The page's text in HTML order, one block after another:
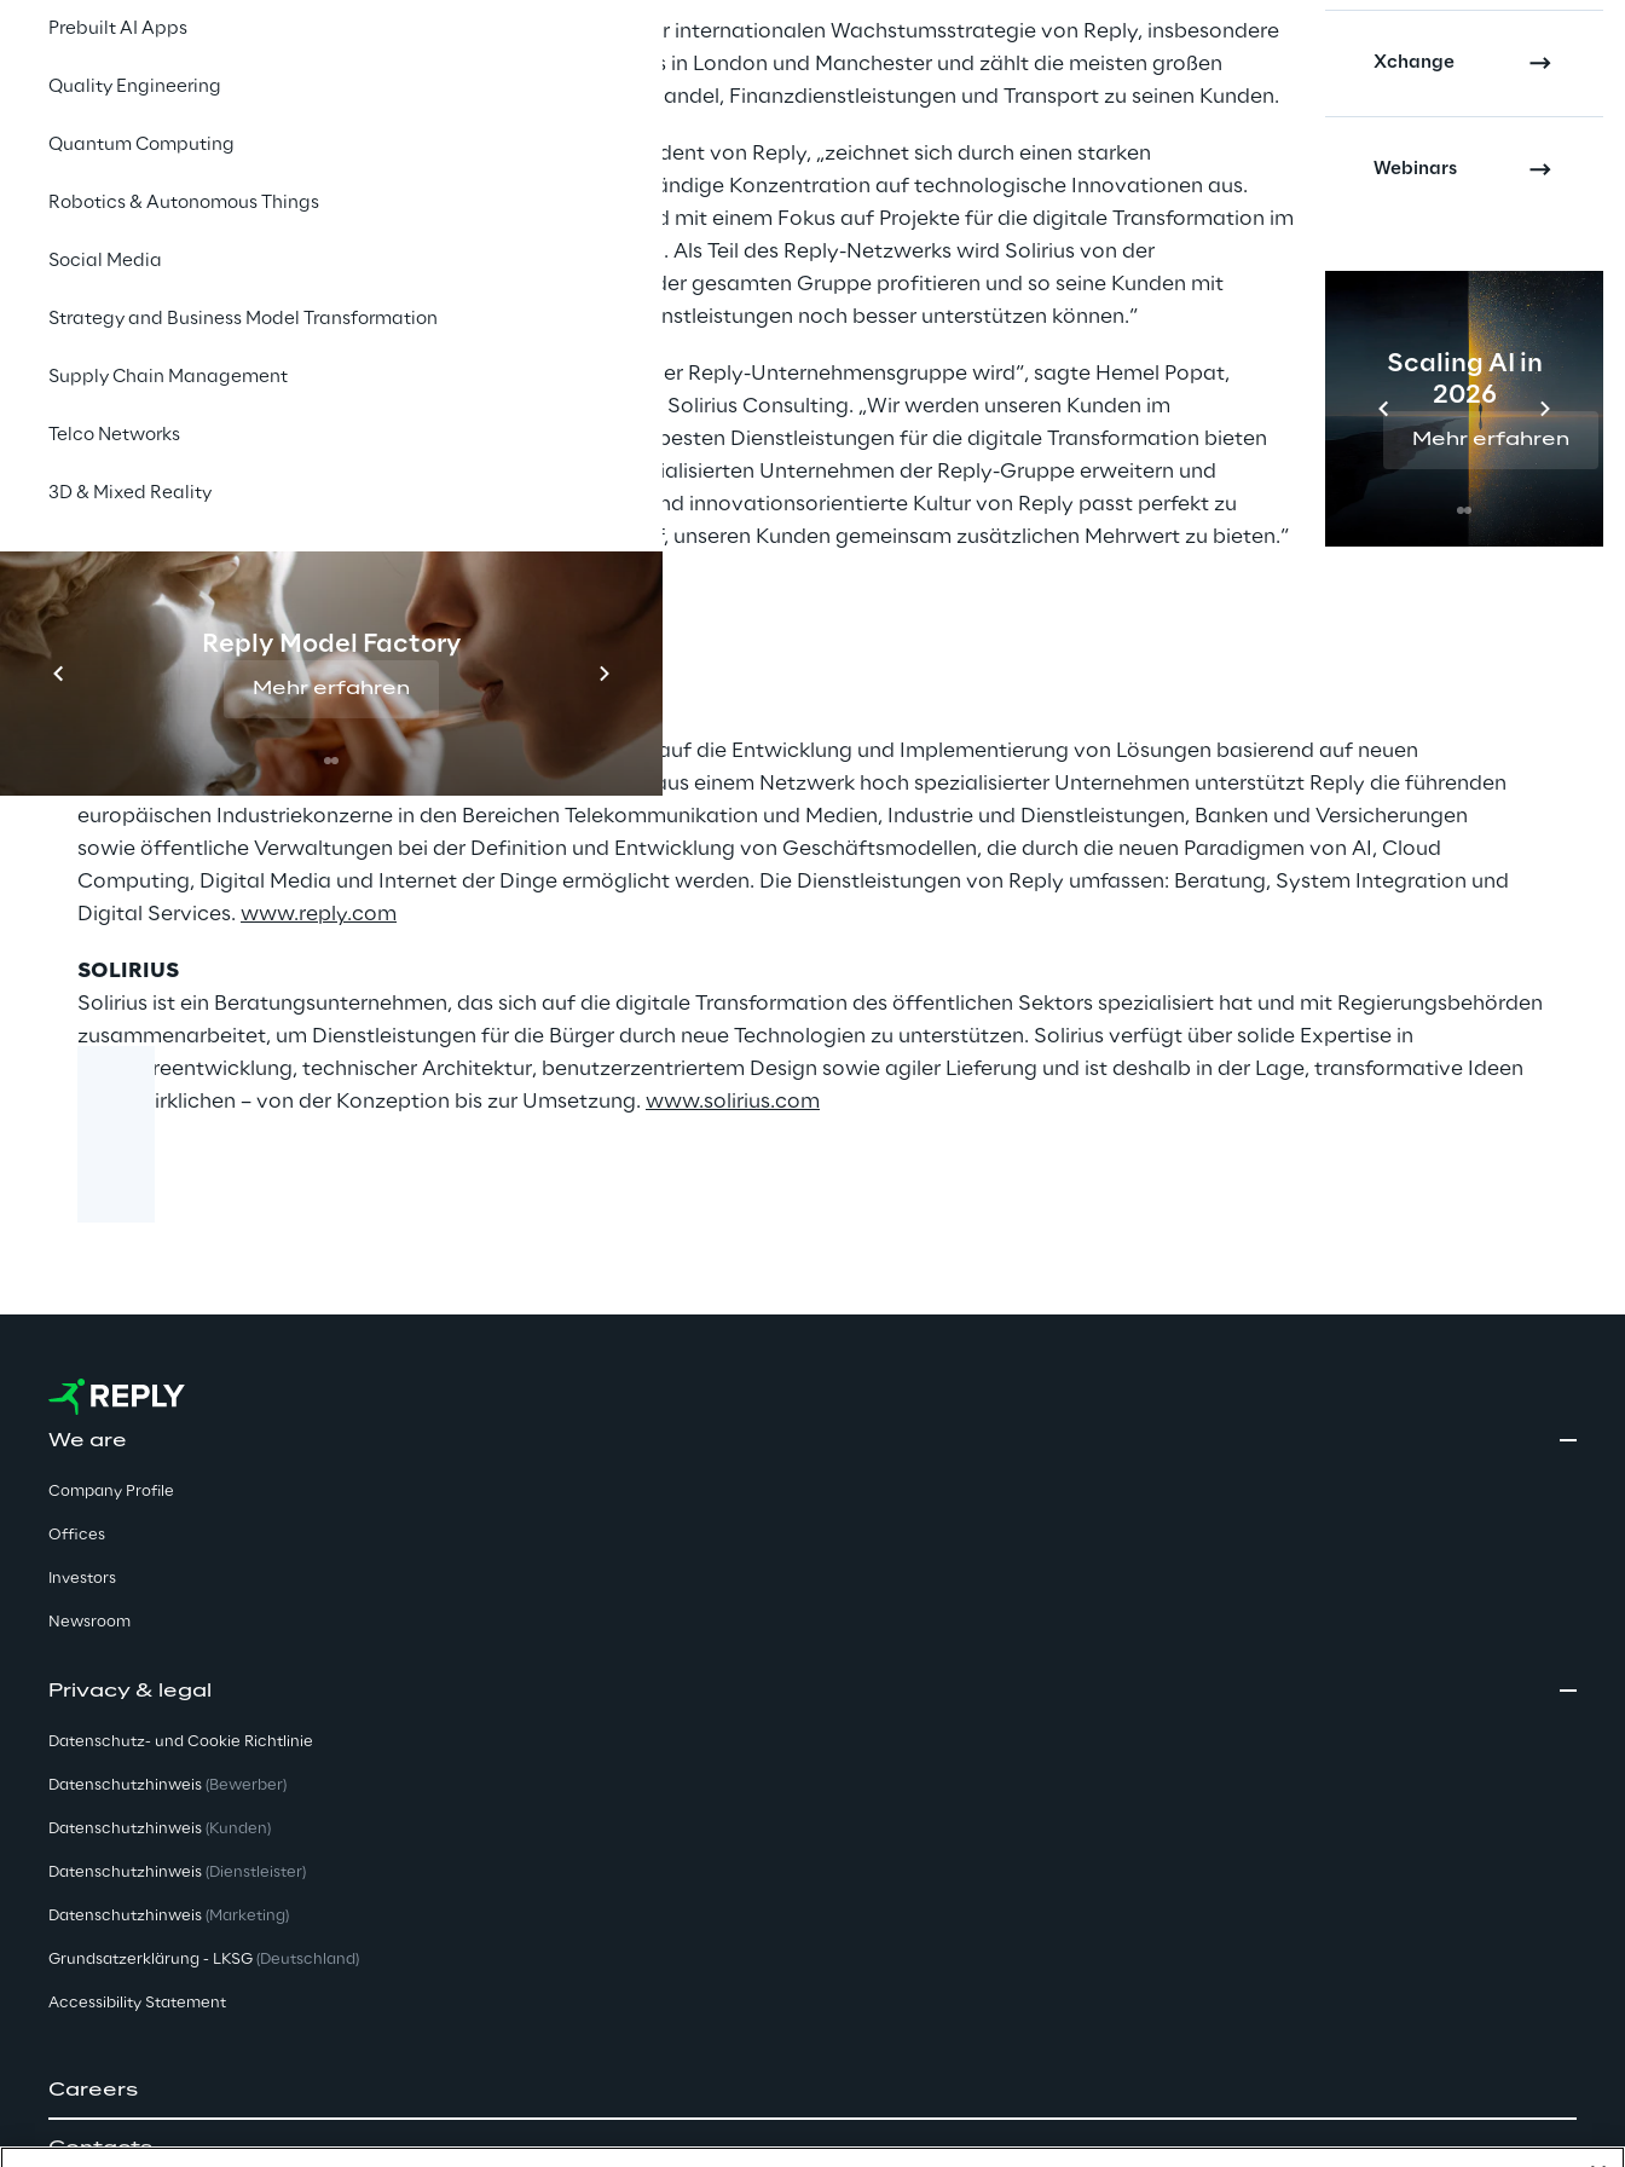
Prebuilt AI Apps
Quality Engineering
Quantum Computing
Robotics & Autonomous Things
Social Media
Strategy and Business Model Transformation
Supply Chain Management
Telco Networks
3D & Mixed Reality
Reply Model Factory
Mehr erfahren
Xchange
Webinars
Scaling AI in
2026
Mehr erfahren
Die Investition in Solirius ist Teil der internationalen Wachstumsstrategie von Reply, insbesondere
in Großbritannien. Reply hat Büros in London und Manchester und zählt die meisten großen
Konzerne in den Bereichen Einzelhandel, Finanzdienstleistungen und Transport zu seinen Kunden.
„Solirius“, so Mario Rizzante, Präsident von Reply, „zeichnet sich durch einen starken
unternehmerischen Impuls und ständige Konzentration auf technologische Innovationen aus.
Dank Solirius wollen wir in England mit einem Fokus auf Projekte für die digitale Transformation im
Regierungssektor weiter wachsen. Als Teil des Reply-Netzwerks wird Solirius von der
Innovationskraft und Kreativität der gesamten Gruppe profitieren und so seine Kunden mit
hochmodernen Lösungen und Dienstleistungen noch besser unterstützen können.“
„Wir freuen uns, dass Solirius Teil der Reply-Unternehmensgruppe wird“, sagte Hemel Popat,
Geschäftsführer und Gründer von Solirius Consulting. „Wir werden unseren Kunden im
öffentlichen Sektor weiterhin die besten Dienstleistungen für die digitale Transformation bieten
und unser Angebot dank der spezialisierten Unternehmen der Reply-Gruppe erweitern und
verbessern können. Die kunden- und innovationsorientierte Kultur von Reply passt perfekt zu
unserer, und wir freuen uns darauf, unseren Kunden gemeinsam zusätzlichen Mehrwert zu bieten.“
Reply [EXM, STAR: REY, ISIN: IT0005282865] ist spezialisiert auf die Entwicklung und Implementierung von Lösungen basierend auf neuen
Kommunikationskanälen und digitalen Medien. Bestehend aus einem Netzwerk hoch spezialisierter Unternehmen unterstützt Reply die führenden
europäischen Industriekonzerne in den Bereichen Telekommunikation und Medien, Industrie und Dienstleistungen, Banken und Versicherungen
sowie öffentliche Verwaltungen bei der Definition und Entwicklung von Geschäftsmodellen, die durch die neuen Paradigmen von AI, Cloud
Computing, Digital Media und Internet der Dinge ermöglicht werden. Die Dienstleistungen von Reply umfassen: Beratung, System Integration und
Digital Services. www.reply.com
SOLIRIUS
Solirius ist ein Beratungsunternehmen, das sich auf die digitale Transformation des öffentlichen Sektors spezialisiert hat und mit Regierungsbehörden
zusammenarbeitet, um Dienstleistungen für die Bürger durch neue Technologien zu unterstützen. Solirius verfügt über solide Expertise in
Softwareentwicklung, technischer Architektur, benutzerzentriertem Design sowie agiler Lieferung und ist deshalb in der Lage, transformative Ideen
zu verwirklichen – von der Konzeption bis zur Umsetzung. www.solirius.com
We are
Company Profile
Offices
Investors
Newsroom
Privacy & legal
Datenschutz- und Cookie Richtlinie
Datenschutzhinweis (Bewerber)
Datenschutzhinweis (Kunden)
Datenschutzhinweis (Dienstleister)
Datenschutzhinweis (Marketing)
Grundsatzerklärung - LKSG (Deutschland)
Accessibility Statement
Careers
Contacts